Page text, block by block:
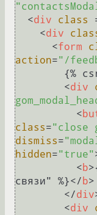
<div class
<div
<form
action="/
<div
<
class="close
dismiss=
hidden="true"
<b>
связи" %}</ b>
</div
<div